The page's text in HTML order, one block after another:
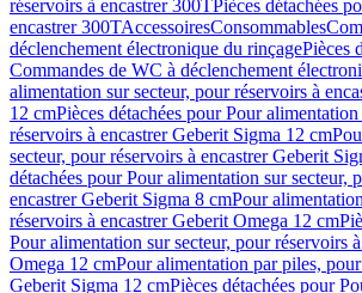
réservoirs à encastrer 300TPièces détachées
encastrer 300TAccessoiresConsommables
déclenchement électronique du rinçagePièces
Commandes de WC à déclenchement
alimentation sur secteur, pour réservoirs à
12 cmPièces détachées pour Pour
réservoirs à encastrer Geberit Sigma 12 cm
secteur, pour réservoirs à encastrer Geberit
détachées pour Pour alimentation sur secteur,
encastrer Geberit Sigma 8 cmPour
réservoirs à encastrer Geberit Omega 12 cm
Pour alimentation sur secteur, pour réservoirs
Omega 12 cmPour alimentation par piles,
Geberit Sigma 12 cmPièces détachées pour